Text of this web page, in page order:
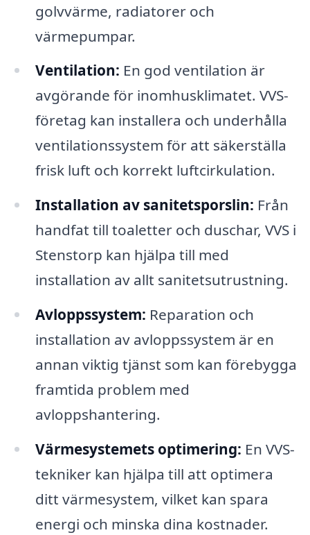
golvvärme, radiatorer och
värmepumpar.
Ventilation: En god ventilation är
avgörande för inomhusklimatet. VVS-
företag kan installera och underhålla
ventilationssystem för att säkerställa
frisk luft och korrekt luftcirkulation.
Installation av sanitetsporslin: Från
handfat till toaletter och duschar, VVS i
Stenstorp kan hjälpa till med
installation av allt sanitetsutrustning.
Avloppssystem: Reparation och
installation av avloppssystem är en
annan viktig tjänst som kan förebygga
framtida problem med
avloppshantering.
Värmesystemets optimering: En VVS-
tekniker kan hjälpa till att optimera
ditt värmesystem, vilket kan spara
energi och minska dina kostnader.